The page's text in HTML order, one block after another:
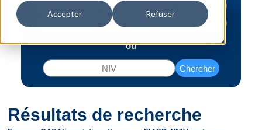
Accepter Refuser
ou
Chercher
Résultats de recherche